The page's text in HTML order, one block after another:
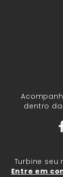
dentro
Turbine seu
Entre em